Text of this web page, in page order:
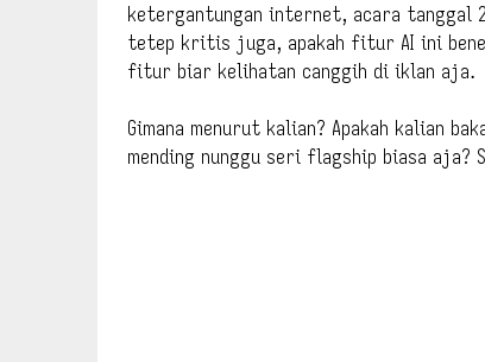
ketergantungan internet, acara tanggal
tetep kritis juga, apakah fitur AI ini
fitur biar kelihatan canggih di iklan aja.
Gimana menurut kalian? Apakah kalian
mending nunggu seri flagship biasa aja?